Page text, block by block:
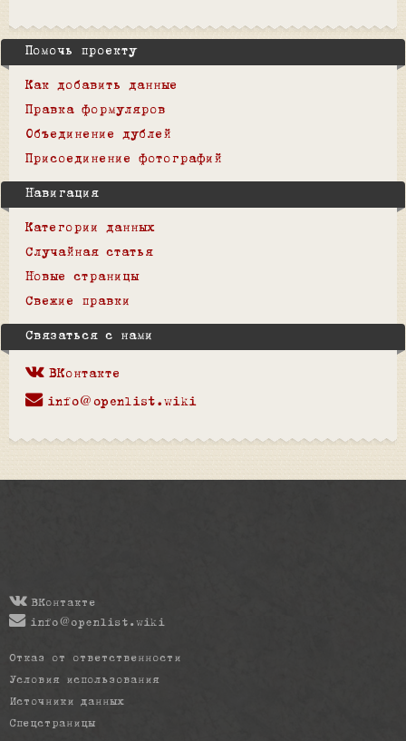
Помочь проекту
Как добавить данные
Правка формуляров
Объединение дублей
Присоединение фотографий
Навигация
Категории данных
Случайная статья
Новые страницы
Свежие правки
Связаться с нами
ВКонтакте
info@openlist.wiki
ВКонтакте
info@openlist.wiki
Отказ от ответственности
Условия использования
Источники данных
Спецстраницы